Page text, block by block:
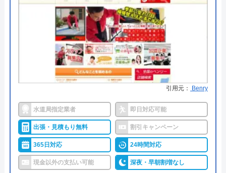
松岡一乃
1 年前
みんなの水道屋さんは、基本料金1,370円から水道修
理を行っている水道局指定業者です。年中無休で受
け付けしており、最短15分で駆けつけてくれます。
病院メンテナンスにも携わっており、専門知識や技
術への信頼性が高いです。
作業を依頼できます。早朝・深夜の料金割増はな
く、見積もりや出張料も無料なので、急なトラブル
でも気兼ねなく相談可能です。また、見積もり時に
「Webを見た」と申告すると、Web割で20%割引に
なります。
引用元： Benry
水道局指定業者 即日対応可能
出張・見積もり無料 割引キャンペーン
365日対応 24時間対応
現金以外の支払い可能 深夜・早朝割増なし